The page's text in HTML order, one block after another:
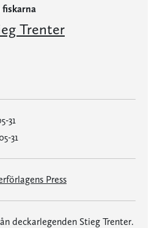
fiskarna
Trenter
31
31
Press
deckarlegenden Stieg Trenter.